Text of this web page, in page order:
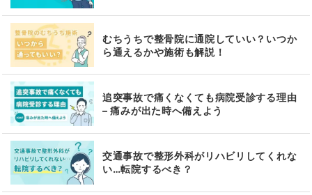
むちうちで整骨院に通院していい？いつか
ら通えるかや施術も解説！
追突事故で痛くなくても病院受診する理由
– 痛みが出た時へ備えよう
交通事故で整形外科がリハビリしてくれな
い…転院するべき？